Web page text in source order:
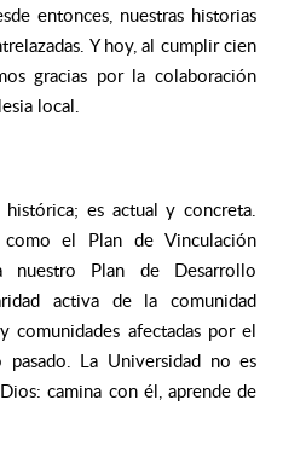
entonces, nuestras historias
Y hoy, al cumplir cien
gracias por la colaboración
local.
es actual y concreta.
el Plan de Vinculación
nuestro Plan de Desarrollo
activa de la comunidad
comunidades afectadas por el
La Universidad no es
camina con él, aprende de